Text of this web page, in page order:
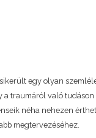
egy olyan
a traumáról való
néha nehezen
megtervezéséhez.